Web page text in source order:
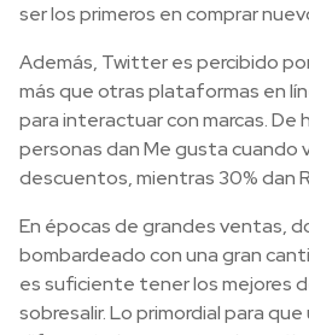
ser los primeros en comprar
Además, Twitter es percibido
más que otras plataformas en
para interactuar con marcas. De
personas dan Me gusta cuando
descuentos, mientras 30% dan
En épocas de grandes ventas,
bombardeado con una gran
es suficiente tener los mejores
sobresalir. Lo primordial para que